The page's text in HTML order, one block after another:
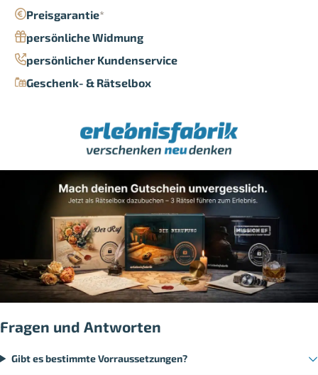
Preisgarantie*
persönliche Widmung
persönlicher Kundenservice
Geschenk- & Rätselbox
Fragen und Antworten
Gibt es bestimmte Vorraussetzungen?